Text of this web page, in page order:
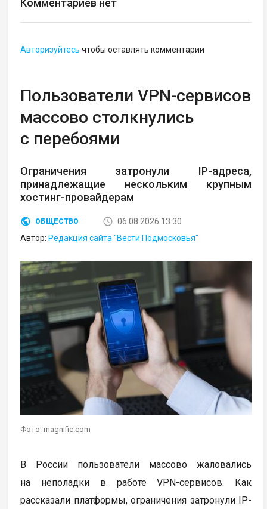
Авторизуйтесь чтобы оставлять комментарии
Пользователи VPN-сервисов
массово столкнулись
с перебоями
Ограничения затронули IP-адреса,
принадлежащие нескольким крупным
хостинг-провайдерам
ОБЩЕСТВО
06.08.2026 13:30
Автор: Редакция сайта "Вести Подмосковья"
Фото: magnific.com
В России пользователи массово жаловались
на неполадки в работе VPN-сервисов. Как
рассказали платформы, ограничения затронули IP-